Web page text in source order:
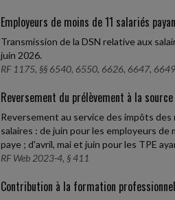
Employeurs de moins de 11 salariés
Transmission de la DSN relative aux
juin 2026.
RF 1175, §§ 6540, 6550, 6626, 6647,
Reversement du prélèvement à la
Reversement au service des impôts
salaires : de juin pour les employeurs
paye ; d'avril, mai et juin pour les TPE
RF Web 2023-4, § 411
Contribution à la formation